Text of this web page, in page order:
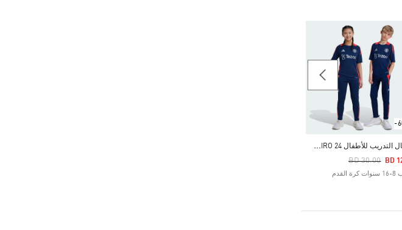
-
ب
نطال التدريب للأطفال MANCHESTER UNITED TIRO 24
Price Reduced From
BD 30.00
To BD
القدم
Price Reduced From
To